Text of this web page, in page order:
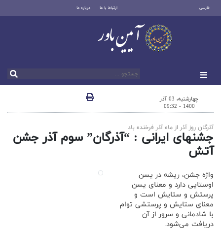
فارسی ارتباط با ما درباره ما
چهارشنبه، 03 آذر
1400 - 09:32
آذرگان روز آذر از ماه آذر فرخنده باد
جشنهای ایرانی : “آذرگان” سوم آذر جشن
آتش
واژه جشن، ریشه در یسن
اوستایی دارد و معنای یسن
پرستش و ستایش است و
معنای ستایش و پرستشی توام
با شادمانی و سرور از آن
دریافت می‌شود.